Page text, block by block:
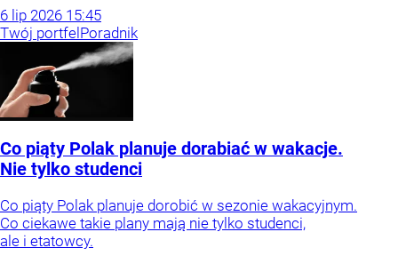
6 lip 2026 15:45
Twój portfelPoradnik
Co piąty Polak planuje dorabiać w wakacje.
Nie tylko studenci
Co piąty Polak planuje dorobić w sezonie wakacyjnym.
Co ciekawe takie plany mają nie tylko studenci,
ale i etatowcy.